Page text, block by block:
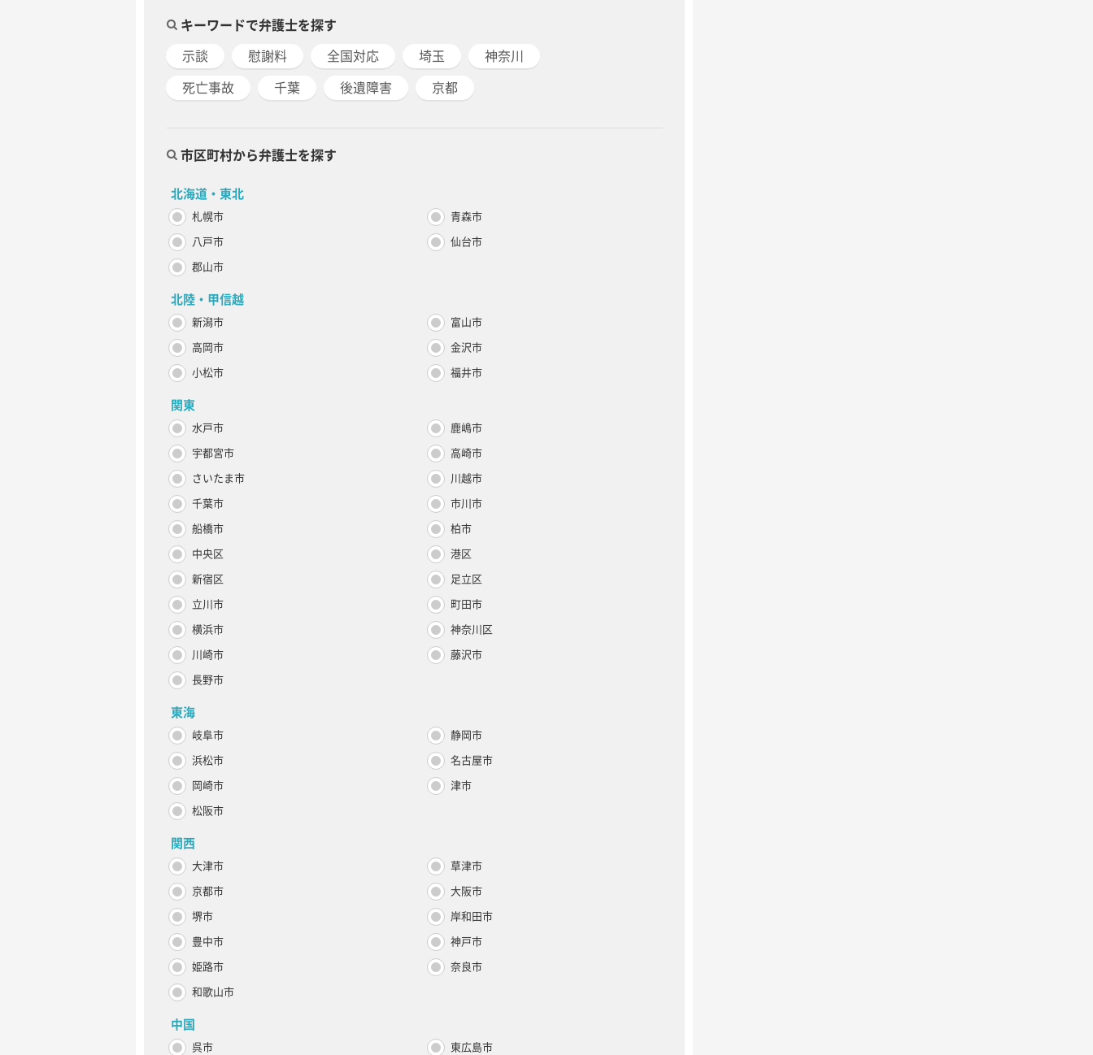
キーワードで弁護士を探す
示談 慰謝料 全国対応 埼玉 神奈川
死亡事故 千葉 後遺障害 京都
市区町村から弁護士を探す
北海道・東北
札幌市 青森市
八戸市 仙台市
郡山市
北陸・甲信越
新潟市 富山市
高岡市 金沢市
小松市 福井市
関東
水戸市 鹿嶋市
宇都宮市 高崎市
さいたま市 川越市
千葉市 市川市
船橋市 柏市
中央区 港区
新宿区 足立区
立川市 町田市
横浜市 神奈川区
川崎市 藤沢市
長野市
東海
岐阜市 静岡市
浜松市 名古屋市
岡崎市 津市
松阪市
関西
大津市 草津市
京都市 大阪市
堺市 岸和田市
豊中市 神戸市
姫路市 奈良市
和歌山市
中国
呉市 東広島市